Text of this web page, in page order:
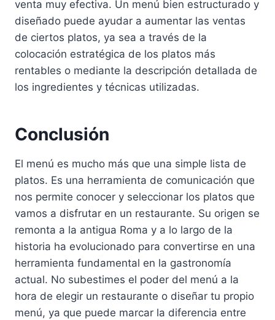
venta muy efectiva. Un menú bien estructurado y
diseñado puede ayudar a aumentar las ventas
de ciertos platos, ya sea a través de la
colocación estratégica de los platos más
rentables o mediante la descripción detallada de
los ingredientes y técnicas utilizadas.
Conclusión
El menú es mucho más que una simple lista de
platos. Es una herramienta de comunicación que
nos permite conocer y seleccionar los platos que
vamos a disfrutar en un restaurante. Su origen se
remonta a la antigua Roma y a lo largo de la
historia ha evolucionado para convertirse en una
herramienta fundamental en la gastronomía
actual. No subestimes el poder del menú a la
hora de elegir un restaurante o diseñar tu propio
menú, ya que puede marcar la diferencia entre